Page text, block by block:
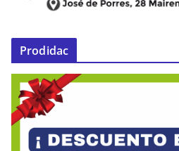
Prodidac